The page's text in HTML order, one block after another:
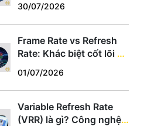
hợp
30/07/2026
Frame Rate vs Refresh
Rate: Khác biệt cốt lõi và
hợp
01/07/2026
Variable Refresh Rate
(VRR) là gì? Công nghệ